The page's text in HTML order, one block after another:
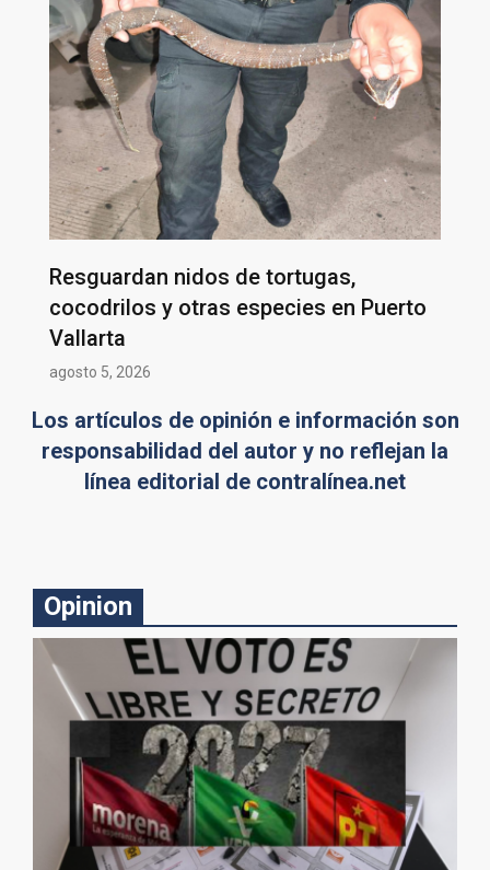
Resguardan nidos de tortugas,
cocodrilos y otras especies en Puerto
Vallarta
agosto 5, 2026
Los artículos de opinión e información son
responsabilidad del autor y no reflejan la
línea editorial de contralínea.net
Opinion